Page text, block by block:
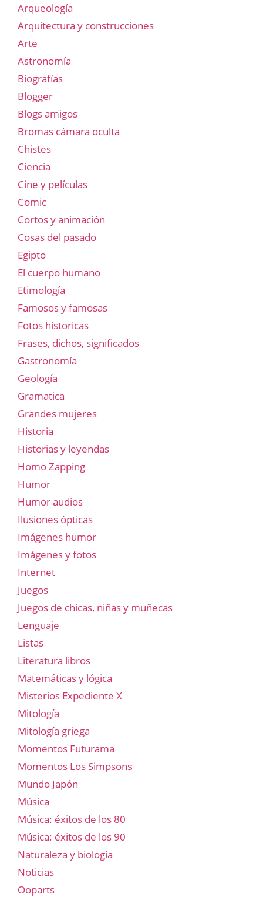
Arqueología
Arquitectura y construcciones
Arte
Astronomía
Biografías
Blogger
Blogs amigos
Bromas cámara oculta
Chistes
Ciencia
Cine y películas
Comic
Cortos y animación
Cosas del pasado
Egipto
El cuerpo humano
Etimología
Famosos y famosas
Fotos historicas
Frases, dichos, significados
Gastronomía
Geología
Gramatica
Grandes mujeres
Historia
Historias y leyendas
Homo Zapping
Humor
Humor audios
Ilusiones ópticas
Imágenes humor
Imágenes y fotos
Internet
Juegos
Juegos de chicas, niñas y muñecas
Lenguaje
Listas
Literatura libros
Matemáticas y lógica
Misterios Expediente X
Mitología
Mitología griega
Momentos Futurama
Momentos Los Simpsons
Mundo Japón
Música
Música: éxitos de los 80
Música: éxitos de los 90
Naturaleza y biología
Noticias
Ooparts